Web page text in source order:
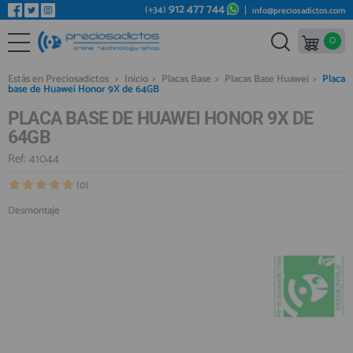
REPUESTOS MÓVILES
REPUESTOS TABLET
REPUESTOS VIDEOCONSOLAS
REPUESTOS MACBOOK
REPUESTOS OTROS DISPOSITIVOS
REPUESTOS PORTÁTILES
Bienvenid@ otra vez
YA SOY CLIENTE
Recordarme
(+34) 912 477 744 info@preciosadictos.com
0
Estás en Preciosadictos > Inicio > Placas Base > Placas Base Huawei > Placa
base de Huawei Honor 9X de 64GB
PLACA BASE DE HUAWEI HONOR 9X DE
64GB
Ref: 41044
(0)
Desmontaje